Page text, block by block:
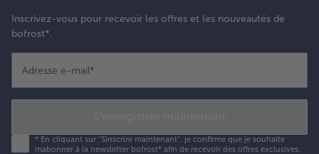
Inscrivez-vous pour recevoir les offres et les nouveautés de
bofrost*.
Adresse e-mail*
* En cliquant sur "Sinscrire maintenant", je confirme que je souhaite
mabonner à la newsletter bofrost* afin de recevoir des offres exclusives,